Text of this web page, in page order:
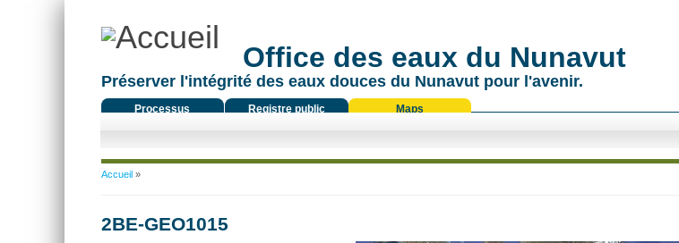
Office des eaux du Nunavut
Préserver l'intégrité des eaux douces du Nunavut pour l'avenir.
Processus
Registre public Maps
Vous êtes ici
Accueil»
2BE-GEO1015